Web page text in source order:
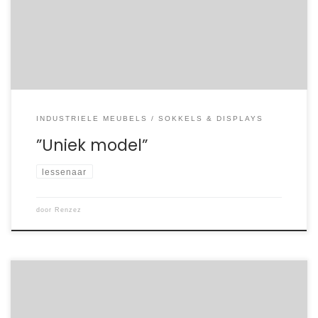
INDUSTRIELE MEUBELS SOKKELS & DISPLAYS
”Uniek model”
lessenaar
door Renzez